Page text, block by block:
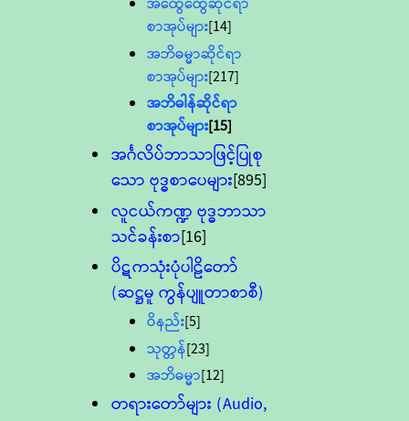
စာအုပ်များ[14]
အဘိဓမ္မာဆိုင်ရာ
စာအုပ်များ[217]
အဘိဓါန်ဆိုင်ရာ
စာအုပ်များ[15]
အင်္ဂလိပ်ဘာသာဖြင့်ပြုစု
သော ဗုဒ္ဓစာပေများ[895]
လူငယ်ကဏ္ဍ ဗုဒ္ဓဘာသာ
သင်ခန်းစာ[16]
ပိဋကသုံးပုံပါဠိတော်
(ဆဋ္ဌမူ ကွန်ပျူတာစာစီ)
ဝိနည်း[5]
သုတ္တန်[23]
အဘိဓမ္မာ[12]
တရားတော်များ (Audio,